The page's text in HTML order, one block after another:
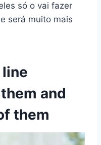
só o vai fazer
será muito mais
line
and
them